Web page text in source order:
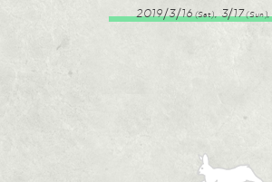
2019/3/16 (Sat), 3/17 (Sun),